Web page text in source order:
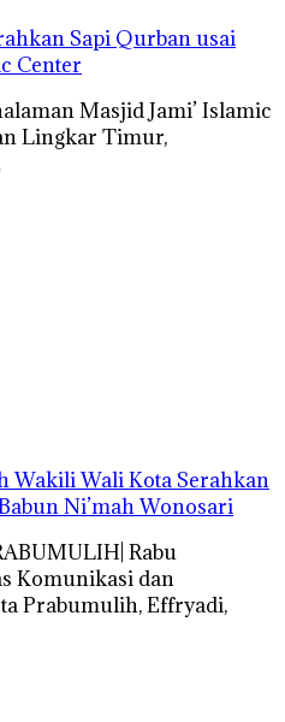
Sapi Qurban usai
Center
Masjid Jami’ Islamic
Lingkar Timur,
Wakili Wali Kota Serahkan
Ni’mah Wonosari
Rabu
Komunikasi dan
Prabumulih, Effryadi,